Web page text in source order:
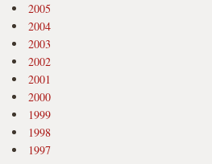
2005
2004
2003
2002
2001
2000
1999
1998
1997